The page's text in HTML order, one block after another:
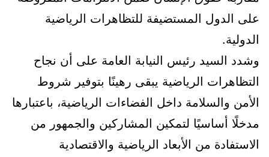
على الدول المستضيفة للتظاهرات الرياضية
الدولية.
وشدد السيد رئيس النيابة العامة على أن نجاح
التظاهرات الرياضية يبقى رهينًا بتوفير شروط
الأمن والسلامة داخل الفضاءات الرياضية، باعتبارها
مدخلًا أساسيًا لتمكين المشاركين والجمهور من
الاستفادة من الأبعاد الرياضية والاقتصادية